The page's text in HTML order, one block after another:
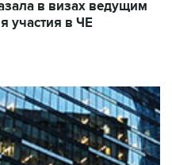
в визах ведущим
участия в ЧЕ